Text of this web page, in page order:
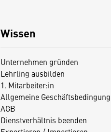
Wissen
Unternehmen gründen
Lehrling ausbilden
1. Mitarbeiter:in
Allgemeine
AGB
Dienstverhältnis beenden